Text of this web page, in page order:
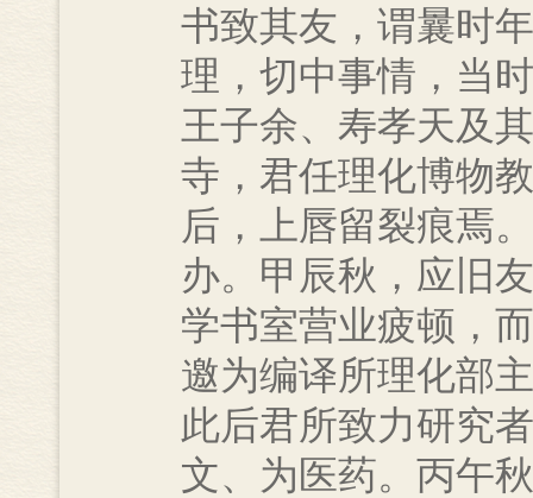
书致其友，谓曩时
理，切中事情，当
王子余、寿孝天及
寺，君任理化博物
后，上唇留裂痕焉
办。甲辰秋，应旧
学书室营业疲顿，
邀为编译所理化部
此后君所致力研究
文、为医药。丙午